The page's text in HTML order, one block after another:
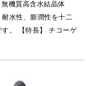
機質高含水結晶体
耐水性、膨潤性を十二
。 【特長】 チコーゲ